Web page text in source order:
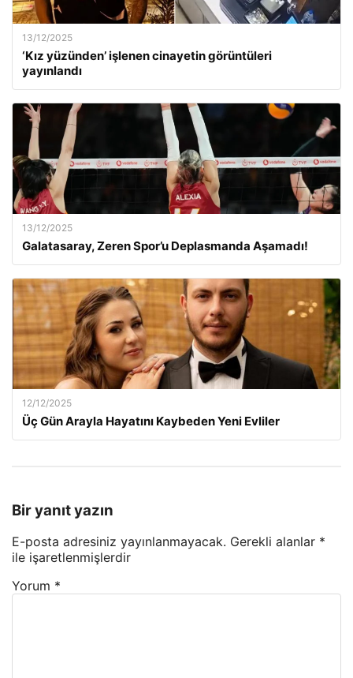
13/12/2025
‘Kız yüzünden’ işlenen cinayetin görüntüleri
yayınlandı
13/12/2025
Galatasaray, Zeren Spor’u Deplasmanda Aşamadı!
12/12/2025
Üç Gün Arayla Hayatını Kaybeden Yeni Evliler
Bir yanıt yazın
E-posta adresiniz yayınlanmayacak. Gerekli alanlar *
ile işaretlenmişlerdir
Yorum *